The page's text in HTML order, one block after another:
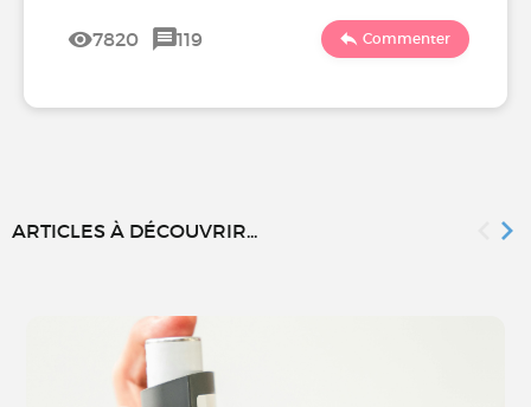
7820 119 Commenter
ARTICLES À DÉCOUVRIR...